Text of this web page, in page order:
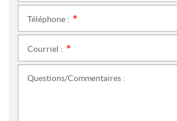
Téléphone :
Courriel :
Questions/Commentaires :